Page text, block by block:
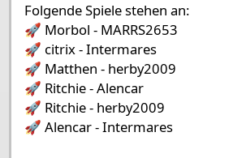
Folgende Spiele stehen an:
🚀 Morbol - MARRS2653
🚀 citrix - Intermares
🚀 Matthen - herby2009
🚀 Ritchie - Alencar
🚀 Ritchie - herby2009
🚀 Alencar - Intermares